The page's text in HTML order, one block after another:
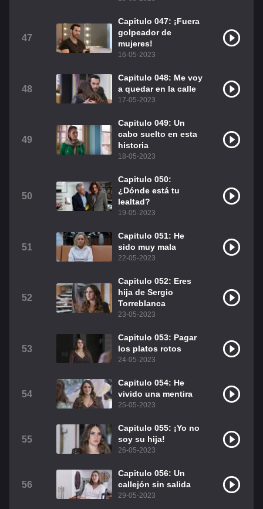
47
Capitulo 047: ¡Fuera
golpeador de
mujeres!
16-05-2023
48
Capitulo 048: Me voy
a quedar en la calle
17-05-2023
49
Capitulo 049: Un
cabo suelto en esta
historia
18-05-2023
50
Capitulo 050:
¿Dónde está tu
lealtad?
19-05-2023
51
Capitulo 051: He
sido muy mala
22-05-2023
52
Capitulo 052: Eres
hija de Sergio
Torreblanca
23-05-2023
53
Capitulo 053: Pagar
los platos rotos
24-05-2023
54
Capitulo 054: He
vivido una mentira
25-05-2023
55
Capitulo 055: ¡Yo no
soy su hija!
26-05-2023
56
Capitulo 056: Un
callejón sin salida
29-05-2023